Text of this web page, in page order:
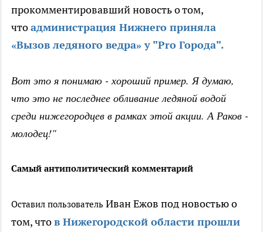
прокомментировавший новость о том,
чтоадминистрация Нижнего приняла
«Вызов ледяного ведра» у "Pro Города".
Вот это я понимаю - хороший пример. Я думаю,
что это не последнее обливание ледяной водой
среди нижегородцев в рамках этой акции. А Раков -
молодец!"
Самый антиполитический комментарий
Оставил пользователь Иван Ежов под новостью о
том, чтов Нижегородской области прошли